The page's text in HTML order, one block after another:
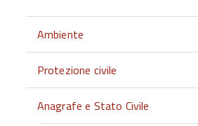
Ambiente
Protezione civile
Anagrafe e Stato Civile